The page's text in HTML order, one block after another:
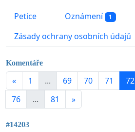
Petice Oznámení 1
Zásady ochrany osobních údajů
Komentáře
« 1 ... 69 70 71 72
76
... 81 »
#14203